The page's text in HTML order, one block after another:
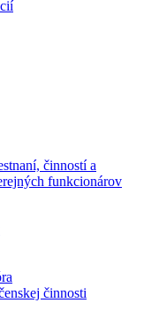
činností a
funkcionárov
činnosti